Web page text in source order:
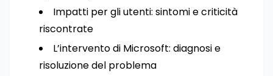
Impatti per gli utenti: sintomi e criticità
riscontrate
L’intervento di Microsoft: diagnosi e
risoluzione del problema